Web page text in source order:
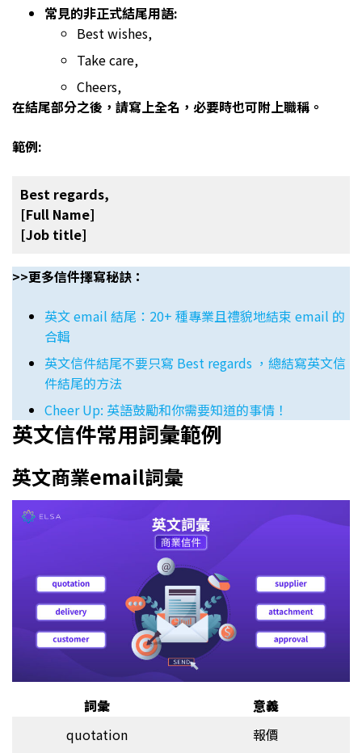
常見的非正式結尾用語:
Best wishes,
Take care,
Cheers,
在結尾部分之後，請寫上全名，必要時也可附上職稱。
範例:
Best regards,
[Full Name]
[Job title]
>>更多信件擇寫秘訣：
英文 email 結尾：20+ 種專業且禮貌地結束 email 的
合輯
英文信件結尾不要只寫 Best regards ，總結寫英文信
件結尾的方法
Cheer Up: 英語鼓勵和你需要知道的事情！
英文信件常用詞彙範例
英文商業email詞彙
詞彙
意義
quotation
報價